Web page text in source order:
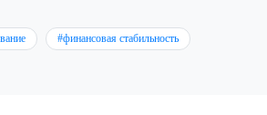
#финансовая стабильность